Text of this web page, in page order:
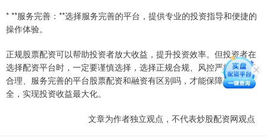
* **服务完善：**选择服务完善的平台，提供专业的投资指导和便捷的
操作体验。
正规股票配资可以帮助投资者放大收益，提升投资效率。但投资者在
选择配资平台时，一定要谨慎选择，选择正规合规、风控严格、利率
合理、服务完善的平台股票配资和融资有区别吗，才能保障资金安
全，实现投资收益最大化。
文章为作者独立观点，不代表炒股配资网观点